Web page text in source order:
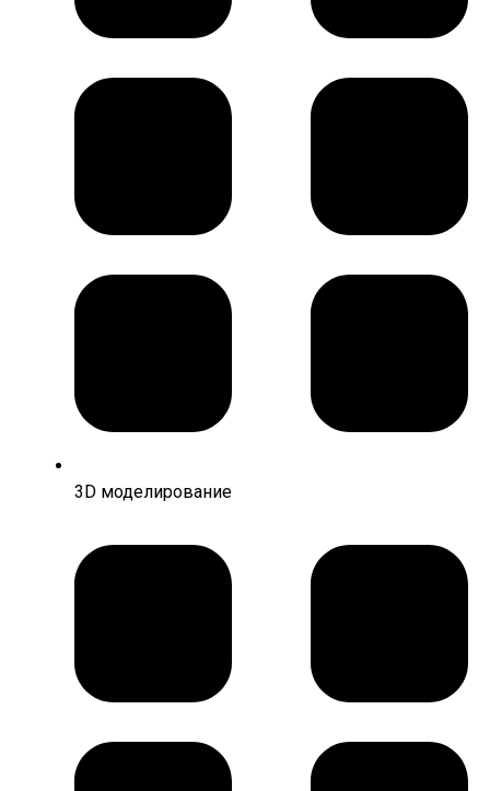
3D моделирование